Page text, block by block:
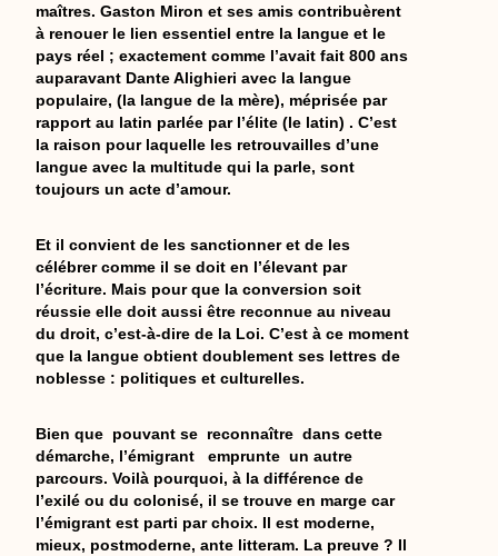
maîtres. Gaston Miron et ses amis contribuèrent
à renouer le lien essentiel entre la langue et le
pays réel ; exactement comme l’avait fait 800 ans
auparavant Dante Alighieri avec la langue
populaire, (la langue de la mère), méprisée par
rapport au latin parlée par l’élite (le latin) . C’est
la raison pour laquelle les retrouvailles d’une
langue avec la multitude qui la parle, sont
toujours un acte d’amour.
Et il convient de les sanctionner et de les
célébrer comme il se doit en l’élevant par
l’écriture. Mais pour que la conversion soit
réussie elle doit aussi être reconnue au niveau
du droit, c’est-à-dire de la Loi. C’est à ce moment
que la langue obtient doublement ses lettres de
noblesse : politiques et culturelles.
Bien que pouvant se reconnaître dans cette
démarche, l’émigrant emprunte un autre
parcours. Voilà pourquoi, à la différence de
l’exilé ou du colonisé, il se trouve en marge car
l’émigrant est parti par choix. Il est moderne,
mieux, postmoderne, ante litteram. La preuve ? Il